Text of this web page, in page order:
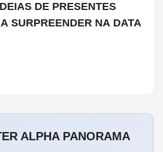
SURPREENDER NA DATA
ALPHA PANORAMA